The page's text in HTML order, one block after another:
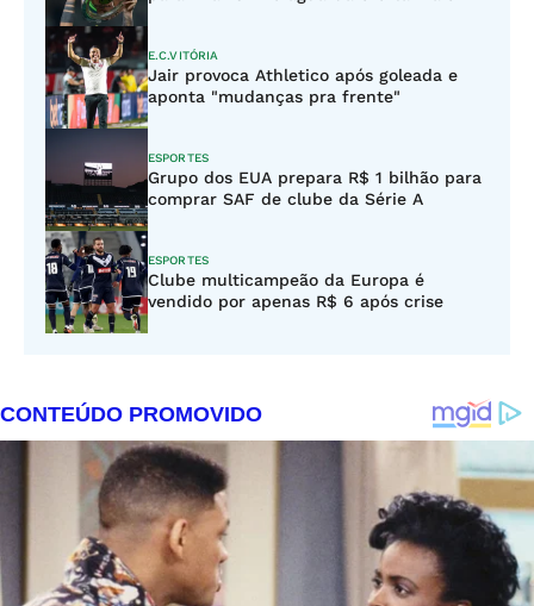
E.C.VITÓRIA
Jair provoca Athletico após goleada e
aponta "mudanças pra frente"
ESPORTES
Grupo dos EUA prepara R$ 1 bilhão para
comprar SAF de clube da Série A
ESPORTES
Clube multicampeão da Europa é
vendido por apenas R$ 6 após crise